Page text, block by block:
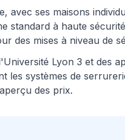
avec ses maisons
standard à haute
des mises à niveau de
Lyon 3 et des
les systèmes de
des prix.